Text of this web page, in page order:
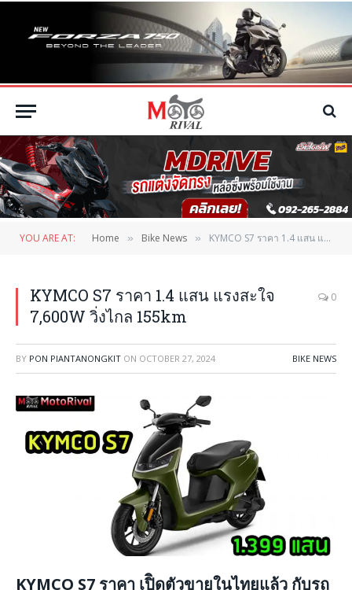
YOU ARE AT: Home » Bike News » KYMCO S7 ราคา 1.4 แสน แรงสะใจ 7,600W วิ่งไกล 155km
KYMCO S7 ราคา 1.4 แสน แรงสะใจ
7,600W วิ่งไกล 155km
0
BY PON PIANTANONGKIT ON OCTOBER 27, 2024 BIKE NEWS
KYMCO S7 ราคา เปิิดตัวขายในไทยแล้ว กับรถ